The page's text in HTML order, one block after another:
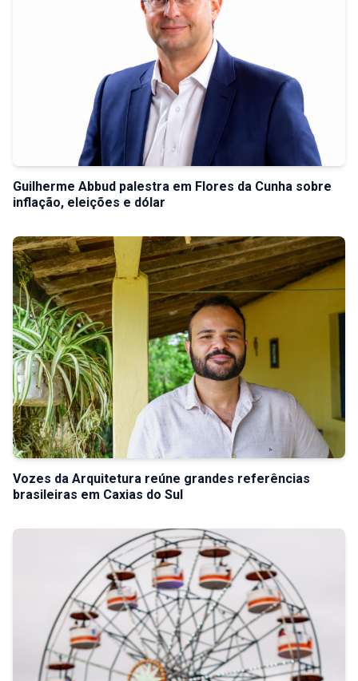
Guilherme Abbud palestra em Flores da Cunha sobre
inflação, eleições e dólar
Vozes da Arquitetura reúne grandes referências
brasileiras em Caxias do Sul